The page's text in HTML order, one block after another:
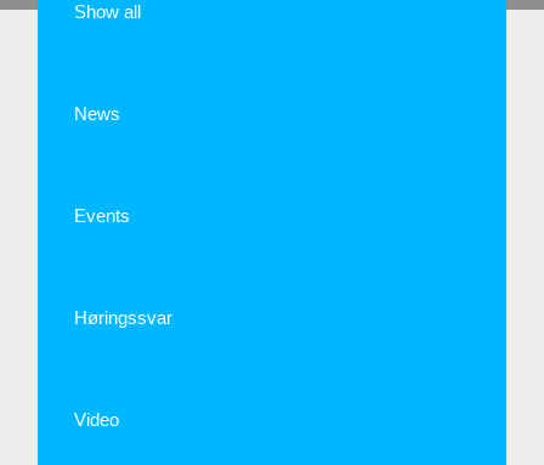
Show all
News
Events
Høringssvar
Video